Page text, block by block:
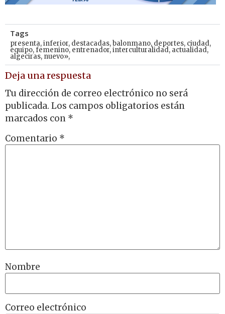
Tags
presenta,inferior, destacadas,balonmano, deportes, ciudad,
equipo,femenino, entrenador,interculturalidad, actualidad,
algeciras, nuevo»,
Deja una respuesta
Tu dirección de correo electrónico no será
publicada. Los campos obligatorios están
marcados con *
Comentario *
Nombre
Correo electrónico